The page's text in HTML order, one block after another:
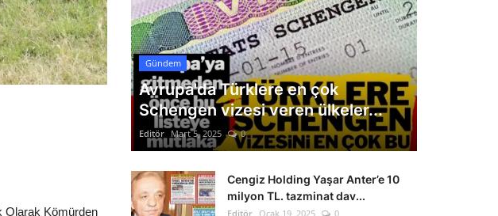
Olarak Kömürden
Gündem
Avrupa'da Türklere en çok
Schengen vizesi veren ülkeler...
Editör Mart 5, 2025 0
Cengiz Holding Yaşar Anter’e 10
milyon TL. tazminat dav...
Editör Ocak 19, 2025 0